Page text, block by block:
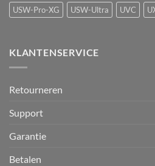
USW-Pro-XG
USW-Ultra UVC
KLANTENSERVICE
Retourneren
Support
Garantie
Betalen